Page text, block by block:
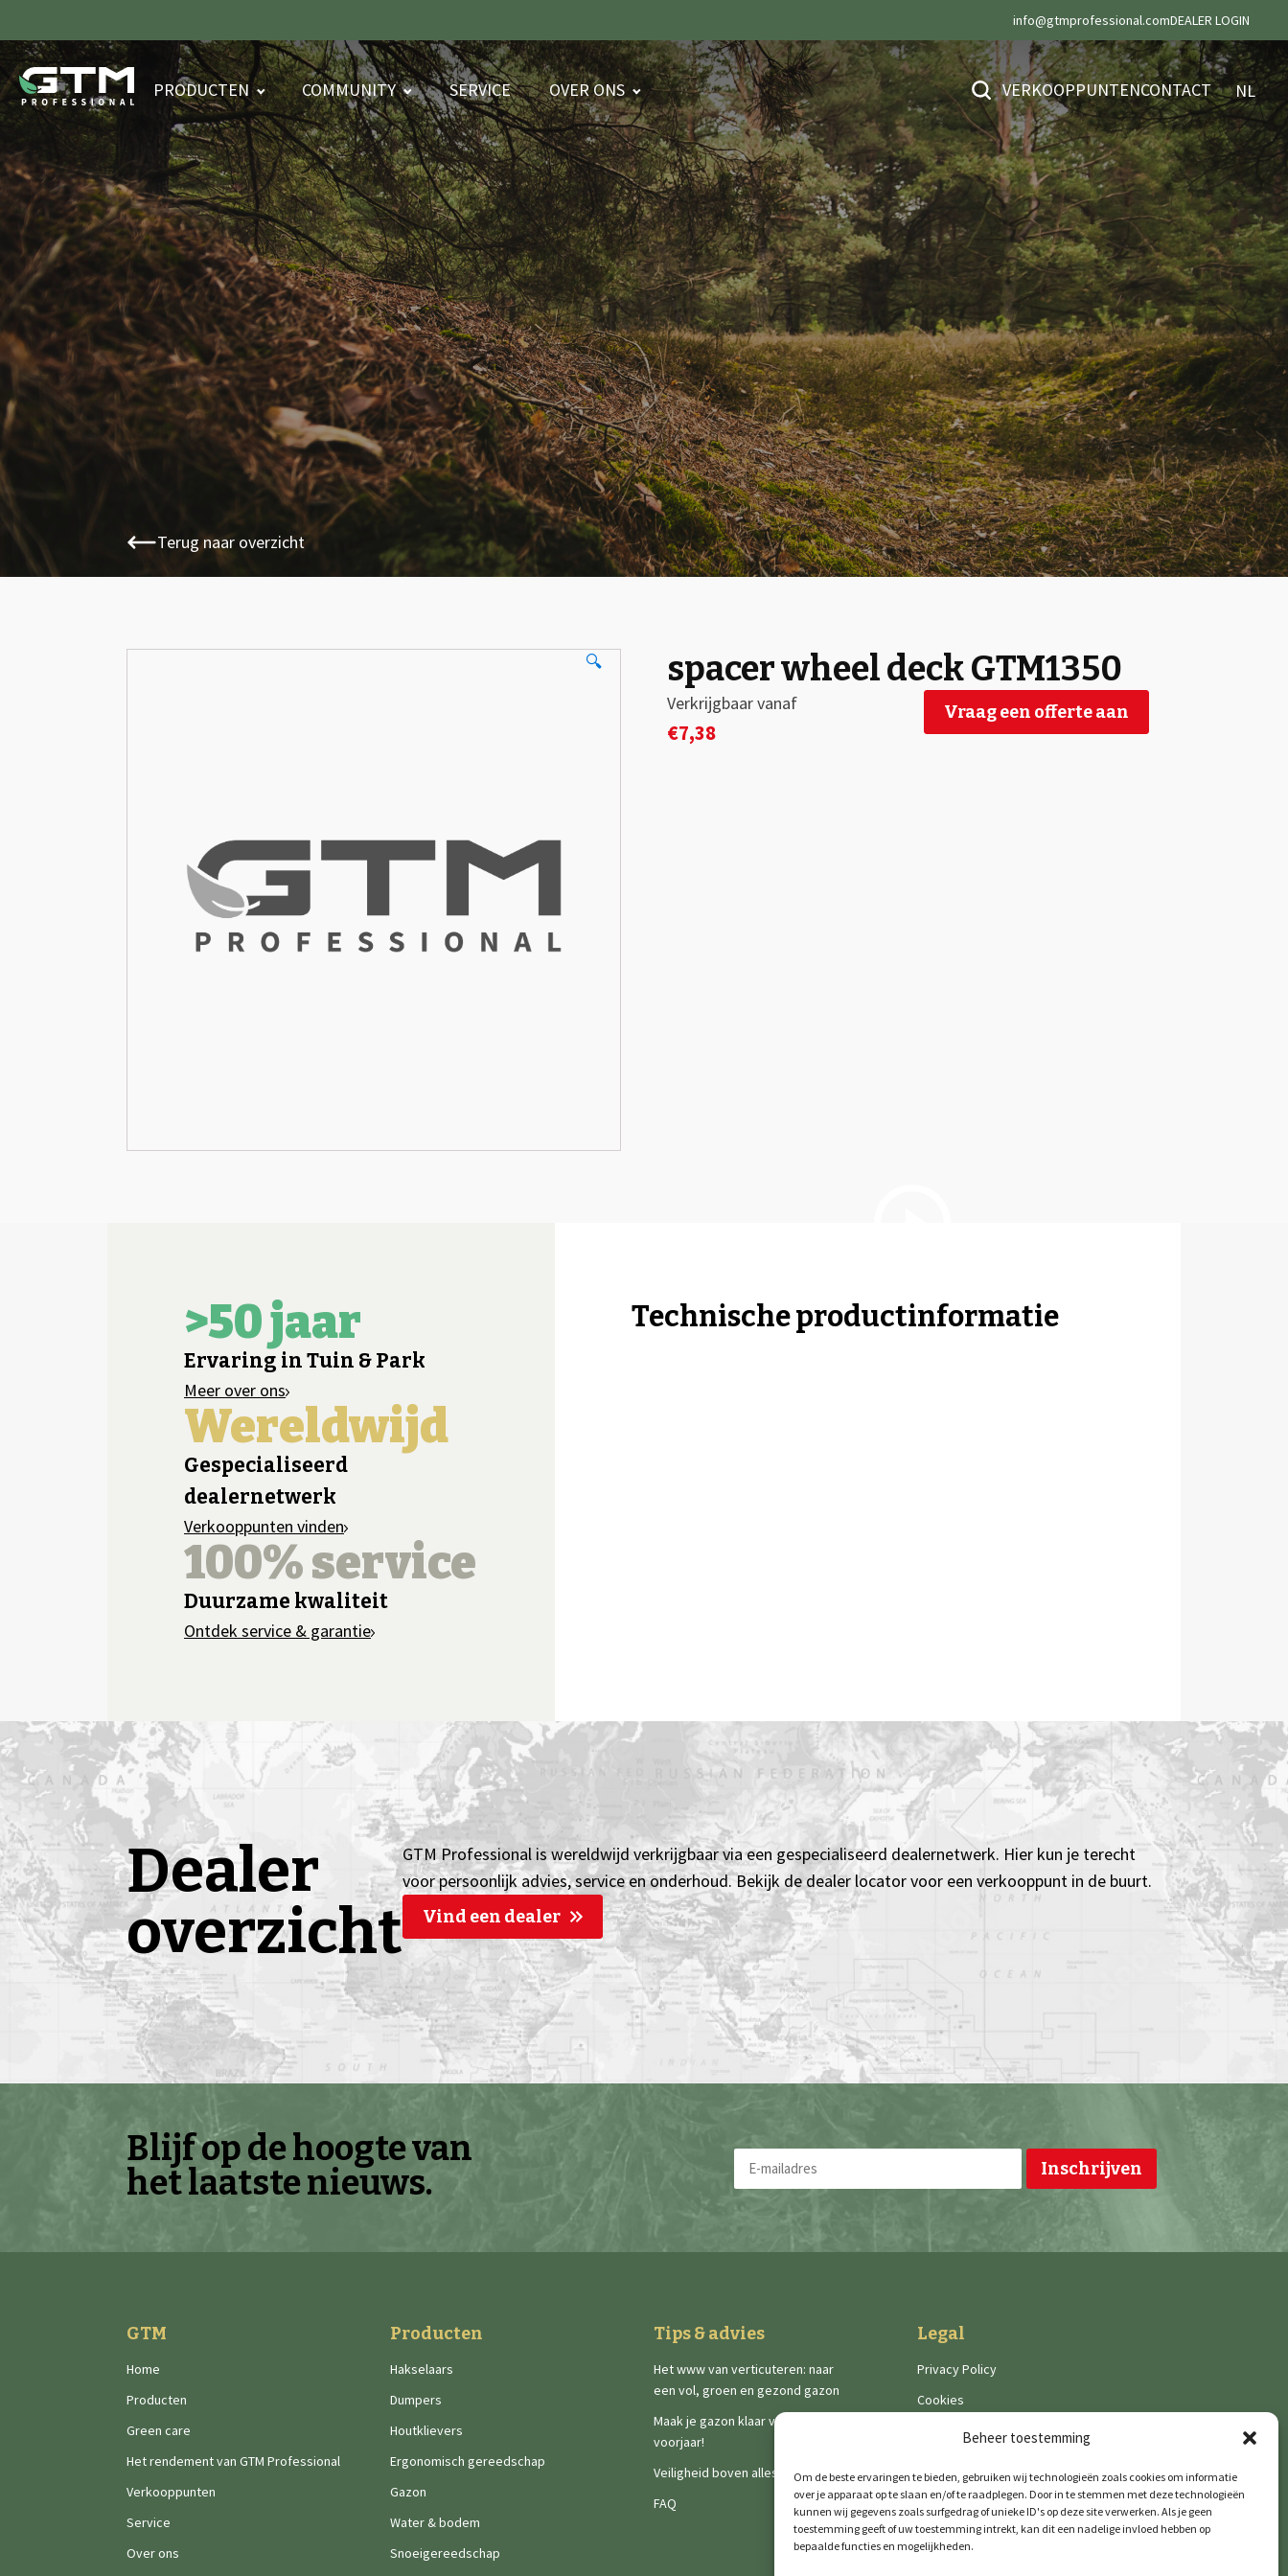
Beheer toestemming
Om de beste ervaringen te bieden, gebruiken wij technologieën zoals cookies om informatie
over je apparaat op te slaan en/of te raadplegen. Door in te stemmen met deze technologieën
kunnen wij gegevens zoals surfgedrag of unieke ID's op deze site verwerken. Als je geen
toestemming geeft of uw toestemming intrekt, kan dit een nadelige invloed hebben op
bepaalde functies en mogelijkheden.
info@gtmprofessional.comDEALER LOGIN
PRODUCTEN COMMUNITY SERVICE OVER ONS VERKOOPPUNTENCONTACT NL
Terug naar overzicht
🔍 spacer wheel deck GTM1350
Verkrijgbaar vanaf
€7,38
Vraag een offerte aan
>50 jaar
Ervaring in Tuin & Park
Meer over ons
Wereldwijd
Gespecialiseerd
dealernetwerk
Verkooppunten vinden
100% service
Duurzame kwaliteit
Ontdek service & garantie
Technische productinformatie
Dealer
overzicht
GTM Professional is wereldwijd verkrijgbaar via een gespecialiseerd dealernetwerk. Hier kun je terecht
voor persoonlijk advies, service en onderhoud. Bekijk de dealer locator voor een verkooppunt in de buurt.
Vind een dealer
Blijf op de hoogte van
het laatste nieuws.
mailadres
(Vereist)
GTM
Home
Producten
Green care
Het rendement van GTM Professional
Verkooppunten
Service
Over ons
Producten
Hakselaars
Dumpers
Houtklievers
Ergonomisch gereedschap
Gazon
Water & bodem
Snoeigereedschap
Tips & advies
Het www van verticuteren: naar
een vol, groen en gezond gazon
Maak je gazon klaar voor het
voorjaar!
Veiligheid boven alles
FAQ
Legal
Privacy Policy
Cookies